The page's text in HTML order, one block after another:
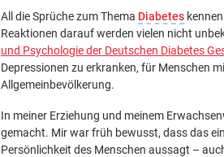
All die Sprüche zum Thema Diabetes
Reaktionen darauf werden vielen nicht
und Psychologie der Deutschen Diabetes
Depressionen zu erkranken, für Menschen
Allgemeinbevölkerung.
In meiner Erziehung und meinem
gemacht. Mir war früh bewusst, dass das
Persönlichkeit des Menschen aussagt –